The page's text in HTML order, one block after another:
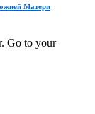
Матери
Go to your